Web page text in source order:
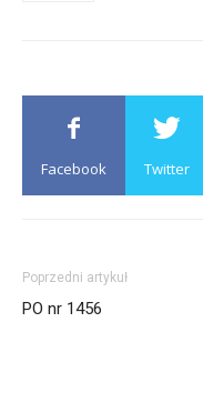
Facebook Twitter
Poprzedni artykuł
PO nr 1456